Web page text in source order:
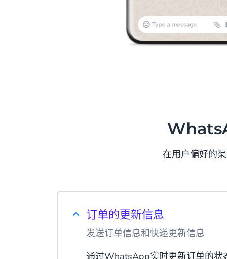
在用户偏好的
订单的更新信息
发送订单信息和快递更新信息
通过WhatsApp实时更新订单的状